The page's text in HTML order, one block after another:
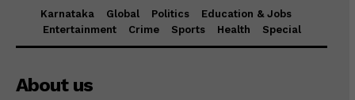
Karnataka Global Politics
Education & Jobs
Entertainment
Crime Sports Health Special
About us